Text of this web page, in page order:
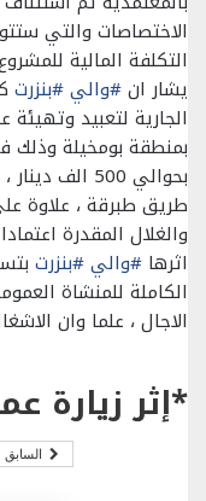
التكلفة المالية للمشروع تقدر
يشار ان#والي#بنزرت
الجارية لتعبيد
بمنطقة بومخيلة وذلك
بحوالي 500
طريق طبرقة ، علاوة
اثرها #والي#بنزرت
الكاملة للمنشاة
الاجال ، علما وان الاشغال
السابق